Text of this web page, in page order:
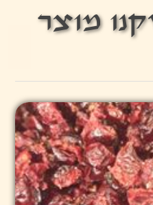
מוצר